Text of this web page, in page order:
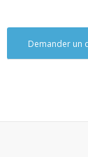
Demander un